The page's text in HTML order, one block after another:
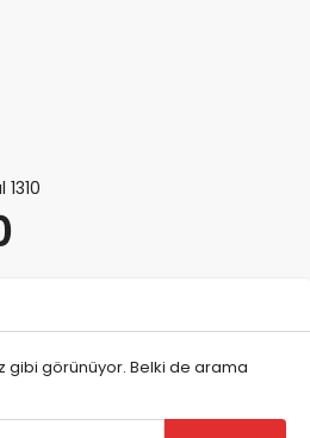
gibi görünüyor. Belki de arama